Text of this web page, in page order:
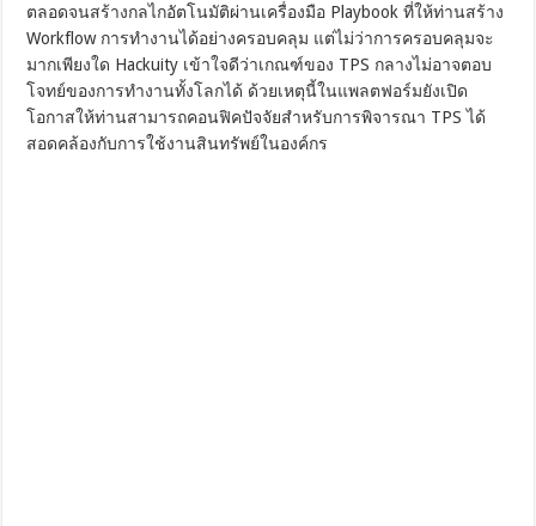
ตลอดจนสร้างกลไกอัตโนมัติผ่านเครื่องมือ Playbook ที่ให้ท่านสร้าง
Workflow การทำงานได้อย่างครอบคลุม แต่ไม่ว่าการครอบคลุมจะ
มากเพียงใด Hackuity เข้าใจดีว่าเกณฑ์ของ TPS กลางไม่อาจตอบ
โจทย์ของการทำงานทั้งโลกได้ ด้วยเหตุนี้ในแพลตฟอร์มยังเปิด
โอกาสให้ท่านสามารถคอนฟิคปัจจัยสำหรับการพิจารณา TPS ได้
สอดคล้องกับการใช้งานสินทรัพย์ในองค์กร